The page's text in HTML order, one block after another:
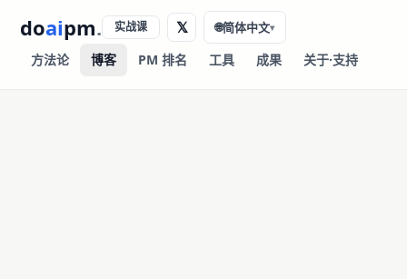
doaipm.
方法论 博客 PM 排名 工具 成果 关于·支持
实战课 𝕏 🌐简体中文▾